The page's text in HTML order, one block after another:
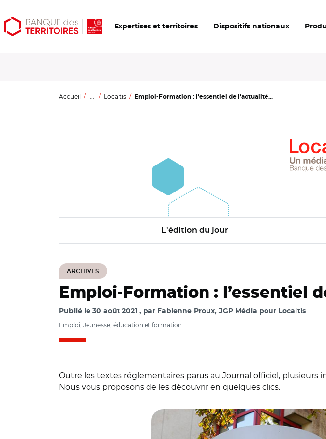
Aller
au
Aller
au
Ouvrir
les
Expertises et territoires Dispositifs nationaux
Accueil ... Localtis Emploi-Formation : l’essentiel de l’actualité...
L'édition du jour
ARCHIVES
Emploi-Formation : l’essentiel
Publié le 30 août 2021 par Fabienne Proux, JGP Média pour Localtis
Emploi, Jeunesse, éducation et formation
Outre les textes réglementaires parus au Journal officiel,
Nous vous proposons de les découvrir en quelques clics.